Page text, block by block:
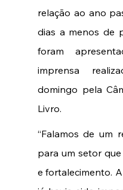
relação ao ano
dias a menos de
foram
imprensa
domingo pela
Livro.
“Falamos de um
para um setor
e fortalecimento.